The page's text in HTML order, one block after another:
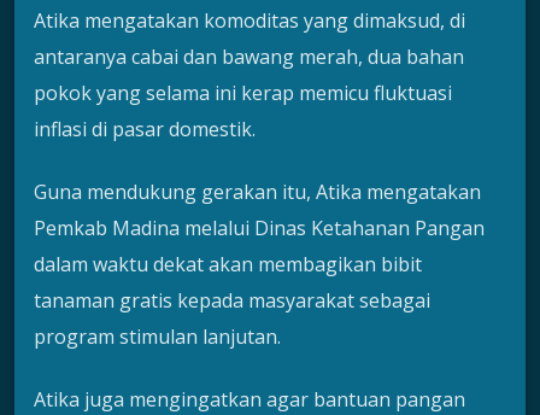
Atika mengatakan komoditas yang dimaksud, di
antaranya cabai dan bawang merah, dua bahan
pokok yang selama ini kerap memicu fluktuasi
inflasi di pasar domestik.
Guna mendukung gerakan itu, Atika mengatakan
Pemkab Madina melalui Dinas Ketahanan Pangan
dalam waktu dekat akan membagikan bibit
tanaman gratis kepada masyarakat sebagai
program stimulan lanjutan.
Atika juga mengingatkan agar bantuan pangan